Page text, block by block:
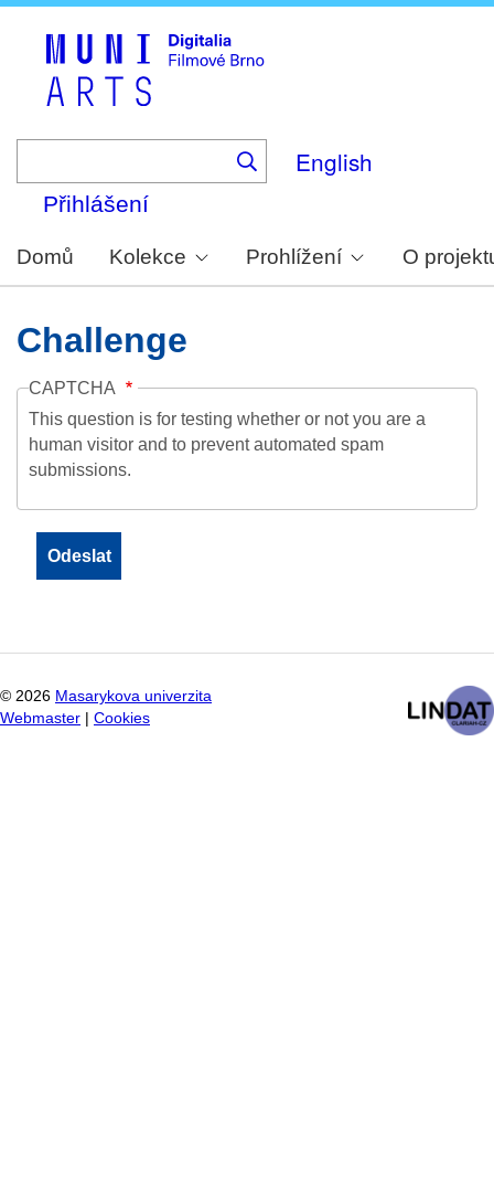
English
Přihlášení
Domů Kolekce Prohlížení O
Challenge
CAPTCHA
This question is for testing whether or not you are a
human visitor and to prevent automated spam
submissions.
© 2026 Masarykova univerzita
Webmaster
Cookies